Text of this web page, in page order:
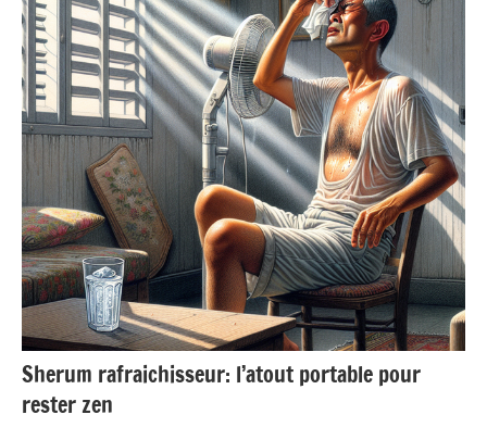
Sherum rafraichisseur: l’atout portable pour
rester zen